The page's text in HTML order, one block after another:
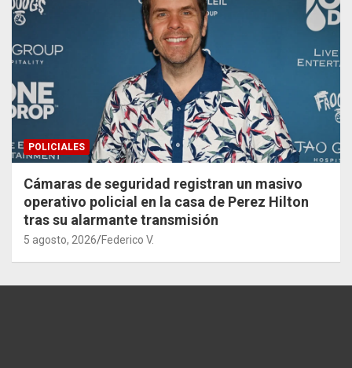
POLICIALES
Cámaras de seguridad registran un masivo
operativo policial en la casa de Perez Hilton
tras su alarmante transmisión
5 agosto, 2026 Federico V.